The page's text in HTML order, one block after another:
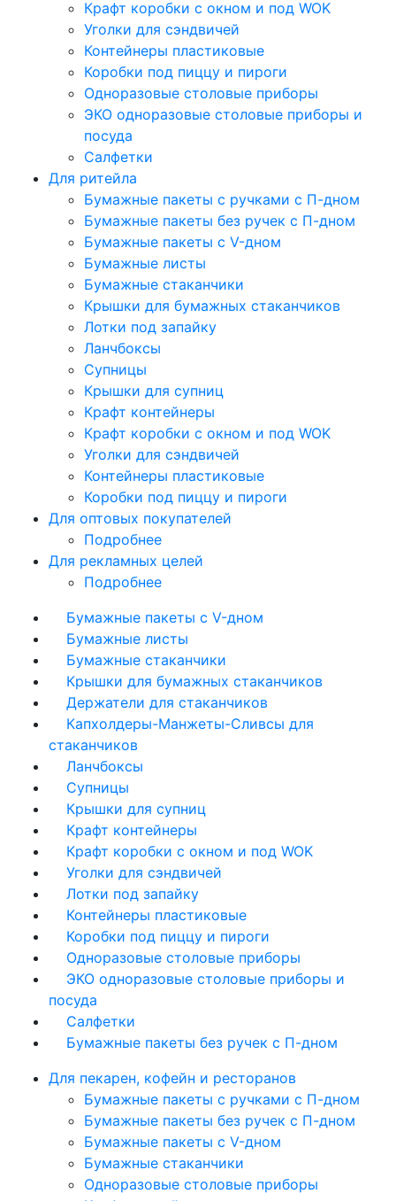
Крафт коробки с окном и под WOK
Уголки для сэндвичей
Контейнеры пластиковые
Коробки под пиццу и пироги
Одноразовые столовые приборы
ЭКО одноразовые столовые приборы и
посуда
Салфетки
Для ритейла
Бумажные пакеты с ручками с П-дном
Бумажные пакеты без ручек с П-дном
Бумажные пакеты с V-дном
Бумажные листы
Бумажные стаканчики
Крышки для бумажных стаканчиков
Лотки под запайку
Ланчбоксы
Супницы
Крышки для супниц
Крафт контейнеры
Крафт коробки с окном и под WOK
Уголки для сэндвичей
Контейнеры пластиковые
Коробки под пиццу и пироги
Для оптовых покупателей
Подробнее
Для рекламных целей
Подробнее
Бумажные пакеты с V-дном
Бумажные листы
Бумажные стаканчики
Крышки для бумажных стаканчиков
Держатели для стаканчиков
Капхолдеры-Манжеты-Сливсы для
стаканчиков
Ланчбоксы
Супницы
Крышки для супниц
Крафт контейнеры
Крафт коробки с окном и под WOK
Уголки для сэндвичей
Лотки под запайку
Контейнеры пластиковые
Коробки под пиццу и пироги
Одноразовые столовые приборы
ЭКО одноразовые столовые приборы и
посуда
Салфетки
Бумажные пакеты без ручек с П-дном
Для пекарен, кофейн и ресторанов
Бумажные пакеты с ручками с П-дном
Бумажные пакеты без ручек с П-дном
Бумажные пакеты с V-дном
Бумажные стаканчики
Одноразовые столовые приборы